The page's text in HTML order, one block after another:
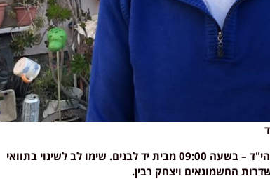
מסע הלוויה של משפחתו של שלמה מנצור הי"ד – בשעה 09:00 מבית יד לבנים. שימו לב לשינוי בתוואי
החשמונאים ויצחק רבין.